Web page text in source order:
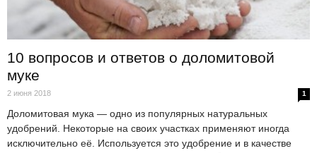
10 вопросов и ответов о доломитовой
муке
2 июня 2018 1
Доломитовая мука — одно из популярных натуральных
удобрений. Некоторые на своих участках применяют иногда
исключительно её. Используется это удобрение и в качестве